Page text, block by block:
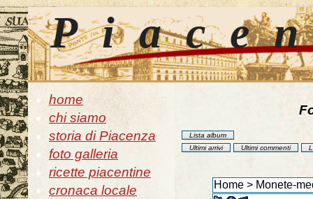
home
chi siamo
storia di Piacenza
foto galleria
ricette piacentine
cronaca locale
Lista album
Ultimi arrivi
Ultimi commenti
Home > Monete-